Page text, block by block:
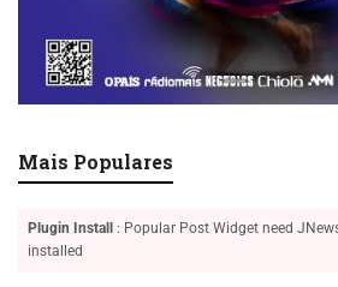
Mais Populares
Plugin Install
: Popular Post Widget need
installed